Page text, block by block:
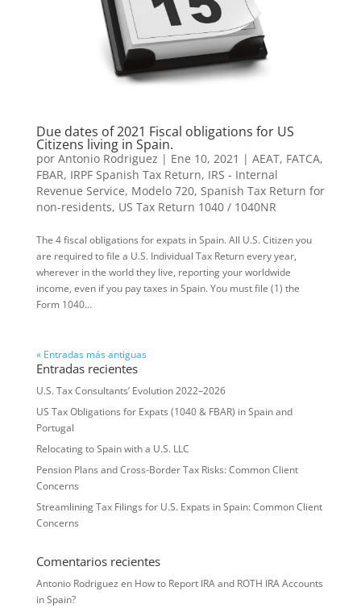
Due dates of 2021 Fiscal obligations for US
Citizens living in Spain.
por Antonio Rodriguez | Ene 10, 2021 | AEAT, FATCA,
FBAR, IRPF Spanish Tax Return, IRS - Internal
Revenue Service, Modelo 720, Spanish Tax Return for
non-residents, US Tax Return 1040 / 1040NR
The 4 fiscal obligations for expats in Spain. All U.S. Citizen you
are re­quired to file a U.S. Individual Tax Return every year,
wherever in the world they live, repor­ting your worldwide
income, even if you pay taxes in Spain. You must file (1) the
Form 1040...
« Entradas más antiguas
Entradas recientes
U.S. Tax Consultants’ Evolution 2022–2026
US Tax Obligations for Expats (1040 & FBAR) in Spain and
Portugal
Relocating to Spain with a U.S. LLC
Pension Plans and Cross-Border Tax Risks: Common Client
Concerns
Streamlining Tax Filings for U.S. Expats in Spain: Common Client
Concerns
Comentarios recientes
Antonio Rodriguez en How to Report IRA and ROTH IRA Accounts
in Spain?